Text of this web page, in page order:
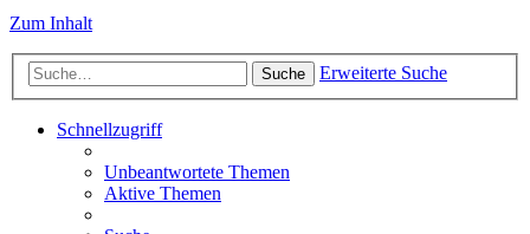
Zum Inhalt
Suche Erweiterte Suche
Schnellzugriff
Unbeantwortete Themen
Aktive Themen